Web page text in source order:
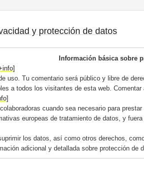
y protección de datos
Información básica sobre
uso. Tu comentario será público y libre de
a todos los visitantes de esta web.
cuando sea necesario para
europeas de tratamiento de datos, y
los datos, así como otros derechos,
adicional y detallada sobre protección de